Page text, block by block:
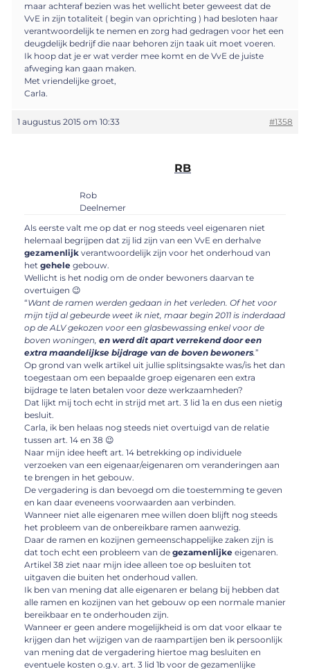
maar achteraf bezien was het wellicht beter geweest dat de
VvE in zijn totaliteit ( begin van oprichting ) had besloten haar
verantwoordelijk te nemen en zorg had gedragen voor het een
deugdelijk bedrijf die naar behoren zijn taak uit moet voeren.
Ik hoop dat je er wat verder mee komt en de VvE de juiste
afweging kan gaan maken.
Met vriendelijke groet,
Carla.
1 augustus 2015 om 10:33 #1358
RB
Rob
Deelnemer
Als eerste valt me op dat er nog steeds veel eigenaren niet
helemaal begrijpen dat zij lid zijn van een VvE en derhalve
gezamenlijk verantwoordelijk zijn voor het onderhoud van
het gehele gebouw.
Wellicht is het nodig om de onder bewoners daarvan te
overtuigen 😉
“Want de ramen werden gedaan in het verleden. Of het voor
mijn tijd al gebeurde weet ik niet, maar begin 2011 is inderdaad
op de ALV gekozen voor een glasbewassing enkel voor de
boven woningen, en werd dit apart verrekend door een
extra maandelijkse bijdrage van de boven bewoners.”
Op grond van welk artikel uit jullie splitsingsakte was/is het dan
toegestaan om een bepaalde groep eigenaren een extra
bijdrage te laten betalen voor deze werkzaamheden?
Dat lijkt mij toch echt in strijd met art. 3 lid 1a en dus een nietig
besluit.
Carla, ik ben helaas nog steeds niet overtuigd van de relatie
tussen art. 14 en 38 😉
Naar mijn idee heeft art. 14 betrekking op individuele
verzoeken van een eigenaar/eigenaren om veranderingen aan
te brengen in het gebouw.
De vergadering is dan bevoegd om die toestemming te geven
en kan daar eveneens voorwaarden aan verbinden.
Wanneer niet alle eigenaren mee willen doen blijft nog steeds
het probleem van de onbereikbare ramen aanwezig.
Daar de ramen en kozijnen gemeenschappelijke zaken zijn is
dat toch echt een probleem van de gezamenlijke eigenaren.
Artikel 38 ziet naar mijn idee alleen toe op besluiten tot
uitgaven die buiten het onderhoud vallen.
Ik ben van mening dat alle eigenaren er belang bij hebben dat
alle ramen en kozijnen van het gebouw op een normale manier
bereikbaar en te onderhouden zijn.
Wanneer er geen andere mogelijkheid is om dat voor elkaar te
krijgen dan het wijzigen van de raampartijen ben ik persoonlijk
van mening dat de vergadering hiertoe mag besluiten en
eventuele kosten o.g.v. art. 3 lid 1b voor de gezamenlijke